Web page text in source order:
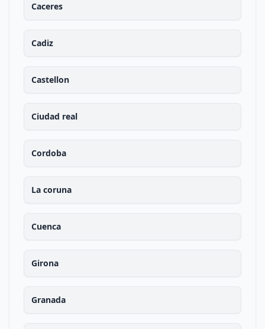
Caceres
Cadiz
Castellon
Ciudad real
Cordoba
La coruna
Cuenca
Girona
Granada